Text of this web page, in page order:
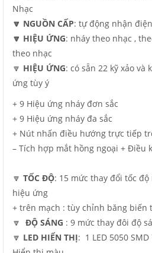
Nhạc
🔽 NGUỒN CẤP: tự động nhận
🔽 HIỆU ỨNG: nháy theo nhạc ,
theo nhạc
🔽 HIỆU ỨNG: có sẵn 22 kỹ xảo và
ứng tùy ý
+ 9 Hiệu ứng nháy đơn sắc
+ 9 Hiệu ứng nháy đa sắc
+ Nút nhấn điều hướng trực tiếp
– Tích hợp mắt hồng ngoại + Điều
🔽 TỐC ĐỘ: 15 mức thay đổi tốc
hiệu ứng
+ trên mạch : tùy chỉnh băng biến
🔽 ĐỘ SÁNG : 9 mức thay đôi độ
🔽 LED HIỂN THỊ: 1 LED 5050